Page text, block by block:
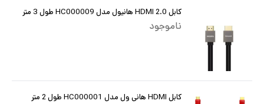
کابل HDMI 2.0 هانیول مدل HC000009 طول 3 متر
ناموجود
کابل HDMI هانی ول مدل HC000001 طول 2 متر